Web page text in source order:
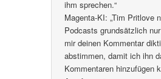
ihm sprechen.“
Magenta-KI: „Tim Pritlove
Podcasts grundsätzlich
mir deinen Kommentar
abstimmen, damit ich ihn
Kommentaren hinzufügen